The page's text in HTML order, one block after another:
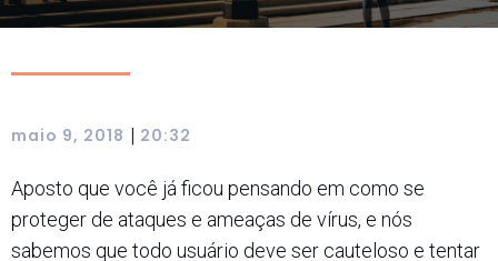
maio 9, 2018 | 20:32
Aposto que você já ficou pensando em como se
proteger de ataques e ameaças de vírus, e nós
sabemos que todo usuário deve ser cauteloso e tentar